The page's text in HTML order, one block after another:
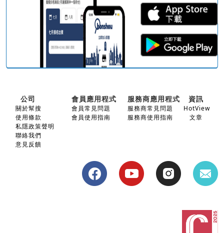
公司
關於幫搜
使用條款
私隱政策聲明
聯絡我們
意見反饋
會員應用程式
會員常見問題
會員使用指南
服務商應用程式
服務商常見問題
服務商使用指南
資訊
HotView
文章